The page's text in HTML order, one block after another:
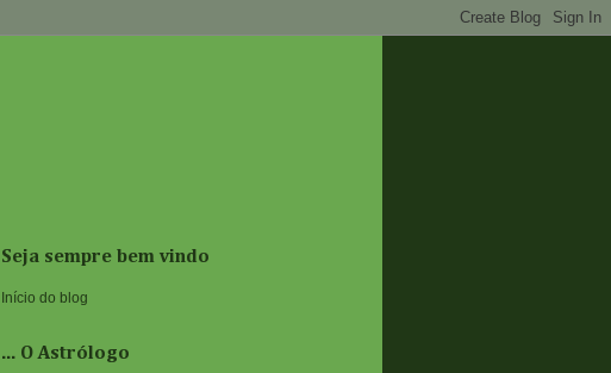
Seja sempre bem vindo
Início do blog
... O Astrólogo